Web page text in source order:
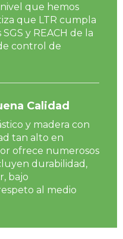
que hemos
que LTR cumpla
y REACH de la
control de
Calidad
y madera con
tan alto en
ofrece numerosos
durabilidad,
bajo
al medio